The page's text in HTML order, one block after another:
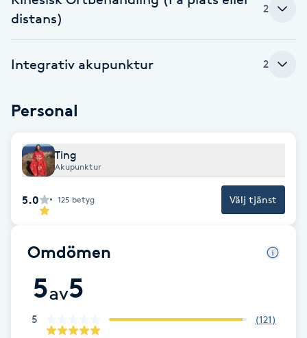
F
Fettreducering
Fibromassage
Fillers
Fotmassage
Fotsvamp
distans)
2
Integrativ akupunktur 2
Personal
Ting
Akupunktur
5.0 125 betyg Välj tjänst
Omdömen
5av5
5 (121)